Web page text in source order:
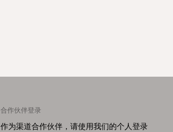
合作伙伴登录
作为渠道合作伙伴，请使用我们的个人登录